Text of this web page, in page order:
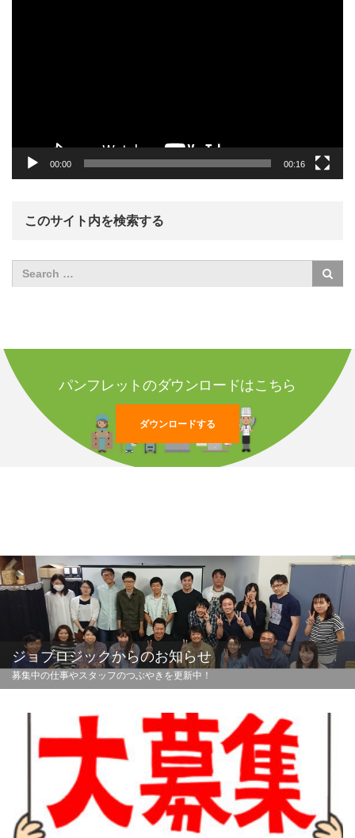
00:00 00:16
このサイト内を検索する
パンフレットのダウンロードはこちら
ダウンロードする
ジョブロジックからのお知らせ
募集中の仕事やスタッフのつぶやきを更新中！